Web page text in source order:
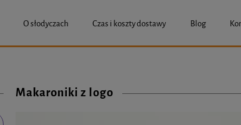
O słodyczach Czas i koszty dostawy Blog
Makaroniki z logo